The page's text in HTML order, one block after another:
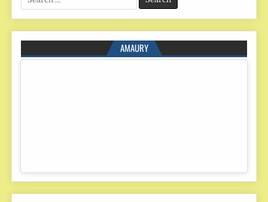
for:
AMAURY